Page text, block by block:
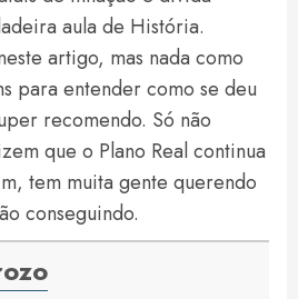
aula de História.
artigo, mas nada como
para entender como se deu
recomendo. Só não
que o Plano Real continua
tem muita gente querendo
conseguindo.